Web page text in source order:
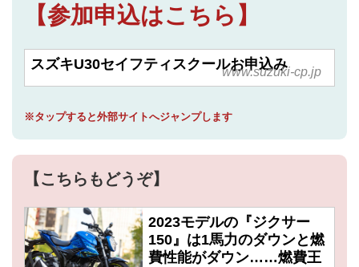
【参加申込はこちら】
スズキU30セイフティスクールお申込み
www.suzuki-cp.jp
※タップすると外部サイトへジャンプします
【こちらもどうぞ】
2023モデルの『ジクサー
150』は1馬力のダウンと燃
費性能がダウン……燃費王